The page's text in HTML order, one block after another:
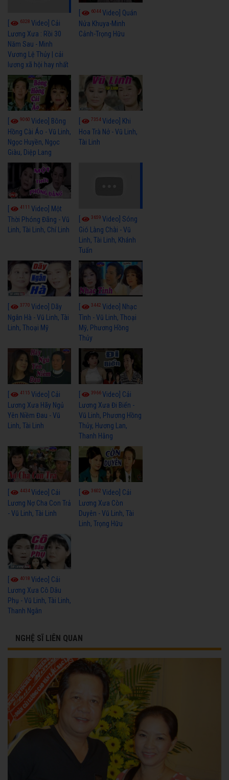
6328 Video] Cải
Lương Xưa : Rồi 30
Năm Sau - Minh
Vương Lệ Thủy | cải
lương xã hội hay nhất
6044Video] Quán
Nửa Khuya-Minh
Cảnh-Trọng Hữu
9060 Video] Bông
Hồng Cài Áo - Vũ Linh,
Ngọc Huyền, Ngọc
Giàu, Diệp Lang
7354Video] Khi
Hoa Trà Nở - Vũ Linh,
Tài Linh
4111 Video] Một
Thời Phóng Đãng - Vũ
Linh, Tài Linh, Chí Linh
3659Video] Sóng
Gió Làng Chài - Vũ
Linh, Tài Linh, Khánh
Tuấn
3770 Video] Dãy
Ngân Hà - Vũ Linh, Tài
Linh, Thoại Mỹ
3442Video] Nhạc
Tình - Vũ Linh, Thoại
Mỹ, Phương Hồng
Thủy
[ 4115 Video] Cải
Lương Xưa Hãy Ngủ
Yên Niềm Đau - Vũ
Linh, Tài Linh
[ 3966Video] Cải
Lương Xưa Đi Biển -
Vũ Linh, Phương Hồng
Thủy, Hương Lan,
Thanh Hằng
[ 4434Video] Cải
Lương Nợ Cha Con Trả
- Vũ Linh, Tài Linh
[ 3602Video] Cải
Lương Xưa Còn
Duyên - Vũ Linh, Tài
Linh, Trọng Hữu
4018 Video] Cải
Lương Xưa Cô Dâu
Phụ - Vũ Linh, Tài Linh,
Thanh Ngân
NGHỆ SĨ LIÊN QUAN